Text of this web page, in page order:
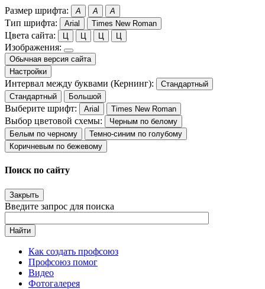
Размер шрифта: A A A
Тип шрифта: Arial Times New Roman
Цвета сайта: Ц Ц Ц Ц
Изображения:
Обычная версия сайта
Настройки
Интервал между буквами (Кернинг):
Стандартный
Стандартный
Большой
Выберите шрифт: Arial Times New Roman
Выбор цветовой схемы:
Черным по белому
Белым по черному
Темно-синим по голубому
Коричневым по бежевому
Поиск по сайту
Закрыть
Введите запрос для поиска
Найти
Как создать профсоюз
Профсоюз помог
Видео
Фотогалерея